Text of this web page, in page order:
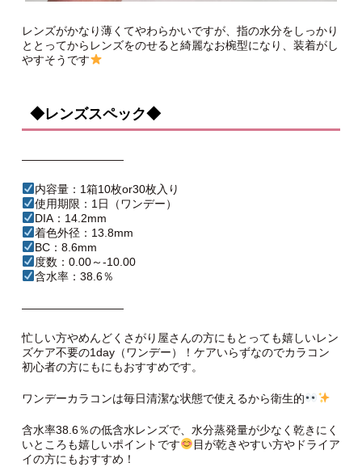
レンズがかなり薄くてやわらかいですが、指の水分をしっかり
ととってからレンズをのせると綺麗なお椀型になり、装着がし
やすそうです
◆レンズスペック◆
—————————
内容量：1箱10枚or30枚入り
使用期限：1日（ワンデー）
DIA：14.2mm
着色外径：13.8mm
BC：8.6mm
度数：0.00～-10.00
含水率：38.6％
—————————
忙しい方やめんどくさがり屋さんの方にもとっても嬉しいレン
ズケア不要の1day（ワンデー）！ケアいらずなのでカラコン
初心者の方にもにもおすすめです。
ワンデーカラコンは毎日清潔な状態で使えるから衛生的
含水率38.6％の低含水レンズで、水分蒸発量が少なく乾きにく
いところも嬉しいポイントです
目が乾きやすい方やドライア
イの方にもおすすめ！